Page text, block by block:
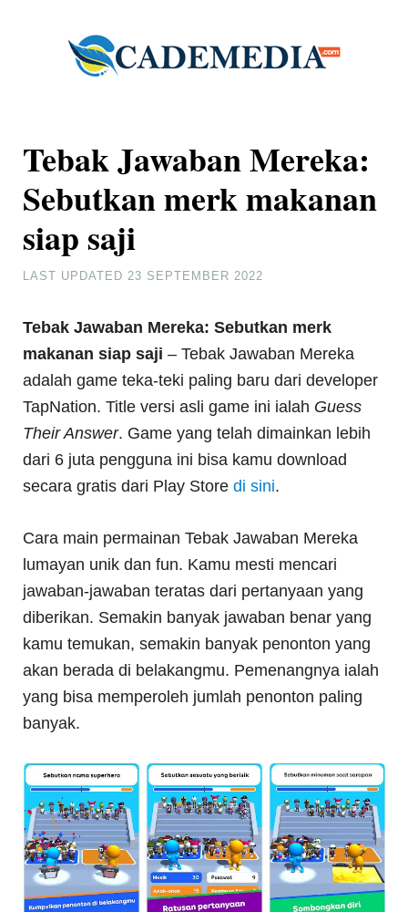
Tebak Jawaban Mereka:
Sebutkan merk makanan
siap saji
LAST UPDATED23 SEPTEMBER 2022
Tebak Jawaban Mereka: Sebutkan merk
makanan siap saji – Tebak Jawaban Mereka
adalah game teka-teki paling baru dari developer
TapNation. Title versi asli game ini ialah Guess
Their Answer. Game yang telah dimainkan lebih
dari 6 juta pengguna ini bisa kamu download
secara gratis dari Play Storedi sini.
Cara main permainan Tebak Jawaban Mereka
lumayan unik dan fun. Kamu mesti mencari
jawaban-jawaban teratas dari pertanyaan yang
diberikan. Semakin banyak jawaban benar yang
kamu temukan, semakin banyak penonton yang
akan berada di belakangmu. Pemenangnya ialah
yang bisa memperoleh jumlah penonton paling
banyak.